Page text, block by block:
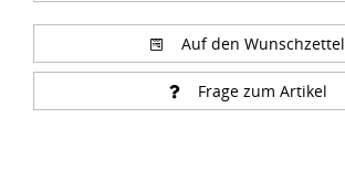
Auf den Wunschzettel
Frage zum Artikel